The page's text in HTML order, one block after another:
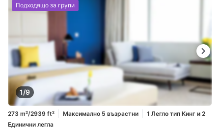
1/9
Подходящо за групи
273 m²/2939 ft² Максимално 5 възрастни
1 Легло тип Кинг и 2
Единични легла